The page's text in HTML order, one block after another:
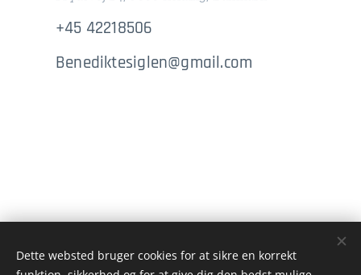
+45 42218506
Benediktesiglen@gmail.com
Dette websted bruger cookies for at sikre en korrekt